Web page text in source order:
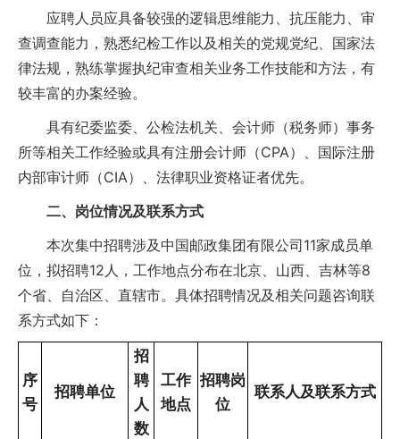
应聘人员应具备较强的逻辑思维能力、抗压能力、审
查调查能力，熟悉纪检工作以及相关的党规党纪、国家法
律法规，熟练掌握执纪审查相关业务工作技能和方法，有
较丰富的办案经验。
具有纪委监委、公检法机关、会计师（税务师）事务
所等相关工作经验或具有注册会计师（CPA）、国际注册
内部审计师（CIA）、法律职业资格证者优先。
二、岗位情况及联系方式
本次集中招聘涉及中国邮政集团有限公司11家成员单
位，拟招聘12人，工作地点分布在北京、山西、吉林等8
个省、自治区、直辖市。具体招聘情况及相关问题咨询联
系方式如下：
序
号
招聘单位
招
聘
人
数
工作
地点
招聘岗
位
联系人及联系方式